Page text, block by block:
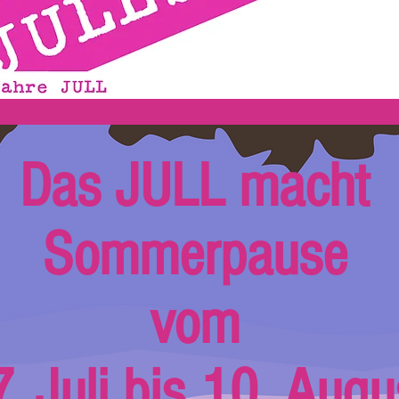
Das JULL macht
Sommerpause
vom